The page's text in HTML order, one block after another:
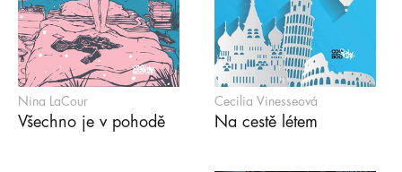
Nina LaCour
Všechno je v pohodě
Cecilia Vinesseová
Na cestě létem